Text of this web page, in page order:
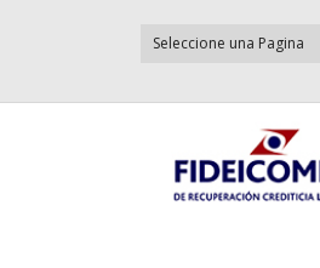
Seleccione una Pagina